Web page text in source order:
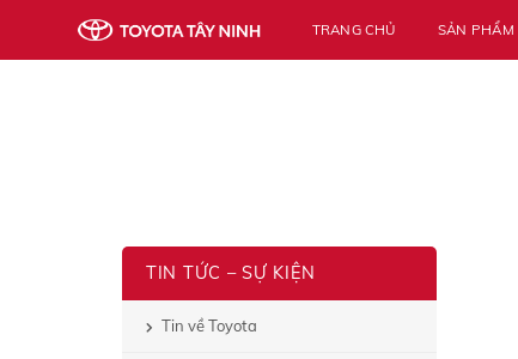
TRANG CHỦ SẢN PHẨM
TIN TỨC – SỰ KIỆN
Tin về Toyota